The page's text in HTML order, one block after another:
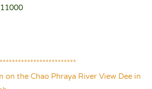
on the Chao Phraya River View Dee in